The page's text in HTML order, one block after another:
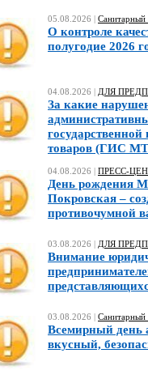
05.08.2026 | Санитарный
О контроле
полугодие 2026
04.08.2026 | ДЛЯ
За какие
товаров (ГИС
04.08.2026 | ПРЕСС-
День рождения
Покровская –
противочумной
03.08.2026 | ДЛЯ
Внимание
03.08.2026 | Санитарный
Всемирный день
вкусный,